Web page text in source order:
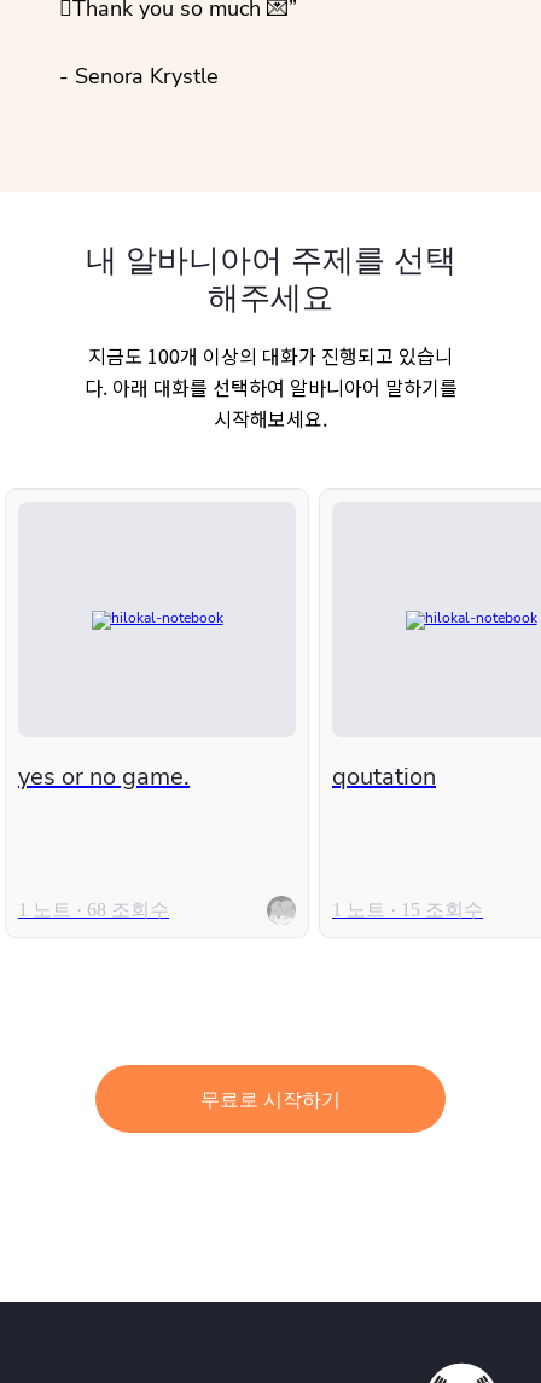
💜Thank you so much 💌”
- Senora Krystle
내 알바니아어 주제를 선택
해주세요
지금도 100개 이상의 대화가 진행되고 있습니
다. 아래 대화를 선택하여 알바니아어 말하기를
시작해보세요.
yes or no game.
1 노트 · 68 조회수
qoutation
1 노트 · 15 조회수
무료로 시작하기